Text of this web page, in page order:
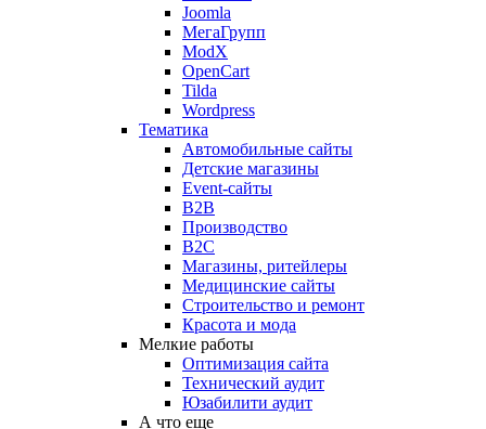
Joomla
МегаГрупп
ModX
OpenCart
Tilda
Wordpress
Тематика
Автомобильные сайты
Детские магазины
Event-сайты
B2B
Производство
B2C
Магазины, ритейлеры
Медицинские сайты
Строительство и ремонт
Красота и мода
Мелкие работы
Оптимизация сайта
Технический аудит
Юзабилити аудит
А что еще